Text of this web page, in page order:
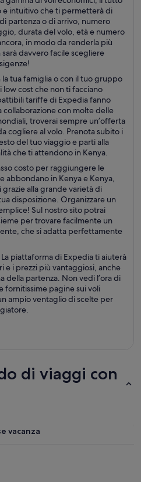
e intuitivo che ti permetterà di
partenza o di arrivo, numero
durata del volo, età e numero
in modo da renderla più
davvero facile scegliere
tua famiglia o con il tuo gruppo
low cost che non ti facciano
tariffe di Expedia fanno
collaborazione con molte delle
troverai sempre un’offerta
cogliere al volo. Prenota subito i
del tuo viaggio e parti alla
che ti attendono in Kenya.
costo per raggiungere le
abbondano in Kenya e Kenya,
alla grande varietà di
disposizione. Organizzare un
Sul nostro sito potrai
per trovare facilmente un
che si adatta perfettamente
piattaforma di Expedia ti aiuterà
e i prezzi più vantaggiosi, anche
della partenza. Non vedi l’ora di
fornitissime pagine sui voli
ampio ventaglio di scelte per
di viaggi con
vacanza